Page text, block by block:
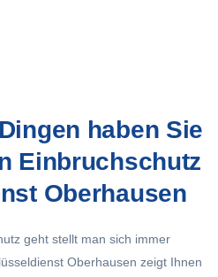
haben Sie
Einbruchschutz
Oberhausen
geht stellt man sich immer
Oberhausen zeigt Ihnen